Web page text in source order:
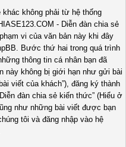
không phải từ hệ thống
- Diễn đàn chia sẻ
vi của văn bản này khi đây
Bước thứ hai trong quá trình
thông tin cá nhân bạn đã
này không bị giới hạn như gửi bài
viết của khách”), đăng ký thành
đàn chia sẻ kiến thức” (Hiểu ở
như những bài viết được bạn
tôi và đăng nhập vào hệ